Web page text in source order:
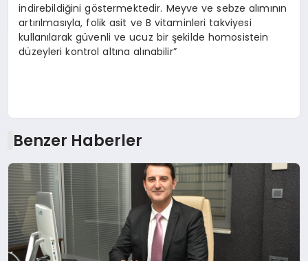
indirebildiğini göstermektedir. Meyve ve sebze alımının
artırılmasıyla, folik asit ve B vitaminleri takviyesi
kullanılarak güvenli ve ucuz bir şekilde homosistein
düzeyleri kontrol altına alınabilir”
Benzer Haberler